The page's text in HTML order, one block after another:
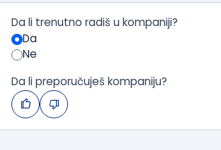
Da li trenutno radiš u kompaniji?
Da
Ne
Da li preporučuješ kompaniju?